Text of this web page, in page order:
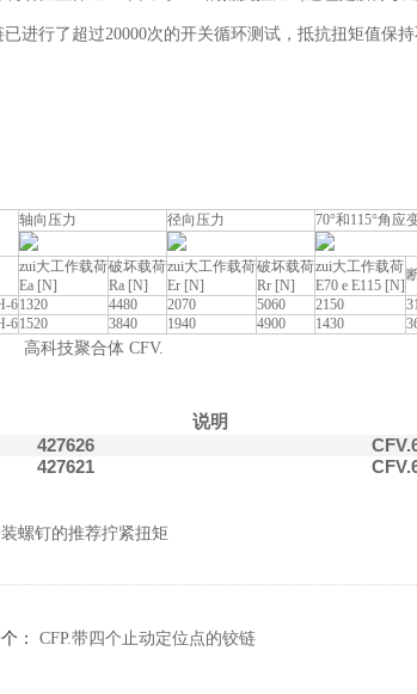
已进行了超过20000次的开关循环测试，抵抗扭矩值保持
轴向压力 径向压力 70°和115°角应
zui大工作载荷
Ea [N]
破坏载荷
Ra [N]
zui大工作载荷
Er [N]
破坏载荷
Rr [N]
zui大工作载荷
E70 e E115 [N]
61320 4480 2070 5060 2150
61520 3840 1940 4900 1430
说明
427626
427621
螺钉的推荐拧紧扭矩
： CFP.带四个止动定位点的铰链